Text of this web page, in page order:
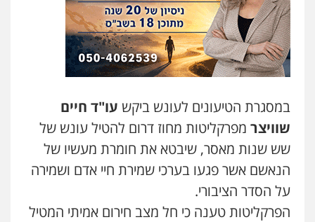
עו"ד שלומי שרון
פלילי צבאי מעצרים וחקירות
0547342002
פלילי כלכלי אלימות סמים מעצרים
0525544654
עו"ד זוהר ארבל
קטינים
0538788878
במסגרת הטיעונים לעונש ביקש עו"ד חיים
שוויצר מפרקליטות מחוז דרום להטיל עונש של
שש שנות מאסר, שיבטא את חומרת מעשיו של
הנאשם אשר פגעו בערכי שמירת חיי אדם ושמירה
על הסדר הציבורי.
הפרקליטות טענה כי חל מצב חירום אמיתי המטיל